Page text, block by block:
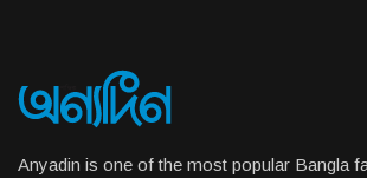
Anyadin is one of the most popular Bangla